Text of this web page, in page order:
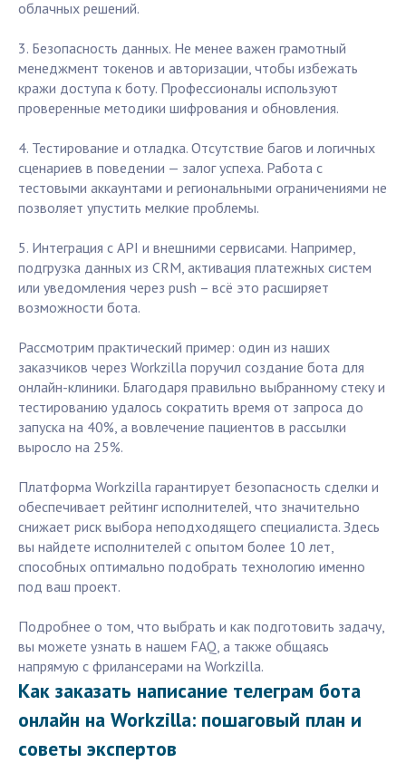
облачных решений.
3. Безопасность данных. Не менее важен грамотный
менеджмент токенов и авторизации, чтобы избежать
кражи доступа к боту. Профессионалы используют
проверенные методики шифрования и обновления.
4. Тестирование и отладка. Отсутствие багов и логичных
сценариев в поведении — залог успеха. Работа с
тестовыми аккаунтами и региональными ограничениями не
позволяет упустить мелкие проблемы.
5. Интеграция с API и внешними сервисами. Например,
подгрузка данных из CRM, активация платежных систем
или уведомления через push – всё это расширяет
возможности бота.
Рассмотрим практический пример: один из наших
заказчиков через Workzilla поручил создание бота для
онлайн-клиники. Благодаря правильно выбранному стеку и
тестированию удалось сократить время от запроса до
запуска на 40%, а вовлечение пациентов в рассылки
выросло на 25%.
Платформа Workzilla гарантирует безопасность сделки и
обеспечивает рейтинг исполнителей, что значительно
снижает риск выбора неподходящего специалиста. Здесь
вы найдете исполнителей с опытом более 10 лет,
способных оптимально подобрать технологию именно
под ваш проект.
Подробнее о том, что выбрать и как подготовить задачу,
вы можете узнать в нашем FAQ, а также общаясь
напрямую с фрилансерами на Workzilla.
Как заказать написание телеграм бота
онлайн на Workzilla: пошаговый план и
советы экспертов